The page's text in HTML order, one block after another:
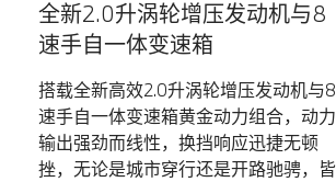
全新2.0升涡轮增压发动机与8
速手自一体变速箱
搭载全新高效2.0升涡轮增压发动机与8
速手自一体变速箱黄金动力组合，动力
输出强劲而线性，换挡响应迅捷无顿
挫，无论是城市穿行还是开路驰骋，皆